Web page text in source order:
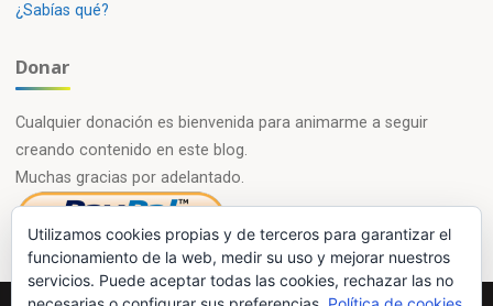
¿Sabías qué?
Donar
Cualquier donación es bienvenida para animarme a seguir
creando contenido en este blog.
Muchas gracias por adelantado.
Utilizamos cookies propias y de terceros para garantizar el
funcionamiento de la web, medir su uso y mejorar nuestros
servicios. Puede aceptar todas las cookies, rechazar las no